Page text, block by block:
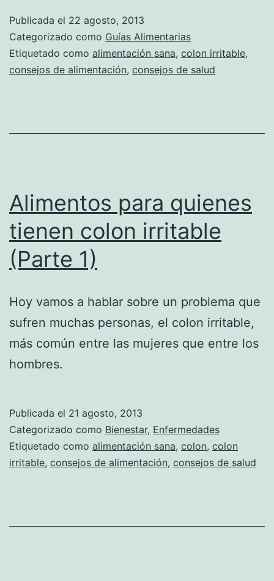
Publicada el 22 agosto, 2013
Categorizado como Guías Alimentarias
Etiquetado como alimentación sana, colon irritable,
consejos de alimentación, consejos de salud
Alimentos para quienes
tienen colon irritable
(Parte 1)
Hoy vamos a hablar sobre un problema que
sufren muchas personas, el colon irritable,
más común entre las mujeres que entre los
hombres.
Publicada el 21 agosto, 2013
Categorizado como Bienestar, Enfermedades
Etiquetado como alimentación sana, colon, colon
irritable, consejos de alimentación, consejos de salud